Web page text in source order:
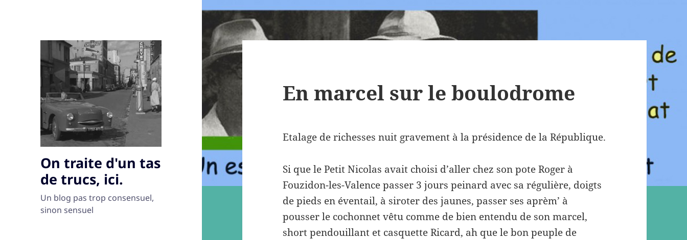
On traite d'un tas
de trucs, ici.
Un blog pas trop consensuel,
sinon sensuel
En marcel sur le boulodrome
Etalage de richesses nuit gravement à la présidence de la République.
Si que le Petit Nicolas avait choisi d’aller chez son pote Roger à
Fouzidon-les-Valence passer 3 jours peinard avec sa régulière, doigts
de pieds en éventail, à siroter des jaunes, passer ses aprèm’ à
pousser le cochonnet vêtu comme de bien entendu de son marcel,
short pendouillant et casquette Ricard, ah que le bon peuple de